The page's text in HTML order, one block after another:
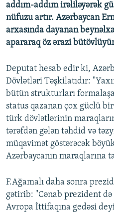
addım-addım irəliləyərək
nüfuzu artır. Azərbaycan
arxasında dayanan
apararaq öz ərazi
Deputat hesab edir ki,
Dövlətləri Təşkilatıdır:
bütün strukturları
status qazanan çox güclü
türk dövlətlərinin
tərəfdən gələn təhdid və
müqavimət göstərəcək
Azərbaycanın maraqlarına
F.Ağamalı daha sonra
gətirib: "Cənab prezident
Avropa İttifaqına gedəsi